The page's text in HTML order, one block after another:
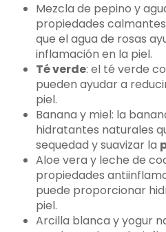
Mezcla de pepino y
propiedades
que el agua de rosas
inflamación en la piel.
Té verde: el té verde
pueden ayudar a
piel.
Banana y miel: la
hidratantes naturales
sequedad y suavizar la
Aloe vera y leche de
propiedades
puede proporcionar
piel.
Arcilla blanca y yogur